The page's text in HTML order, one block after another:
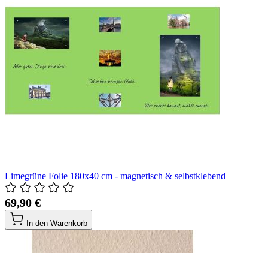
Limegrüne Folie 180x40 cm - magnetisch & selbstklebend
69,90 €
In den Warenkorb